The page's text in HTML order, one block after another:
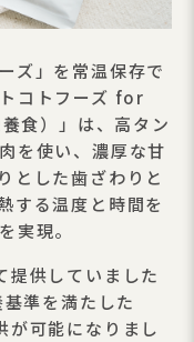
ズ」を常温保存で
コトフーズ for
食）」は、高タン
を使い、濃厚な甘
とした歯ざわりと
する温度と時間を
実現。
供していました
準を満たした
が可能になりまし